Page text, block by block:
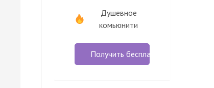
Душевное
комьюнити
Получить бесплатно